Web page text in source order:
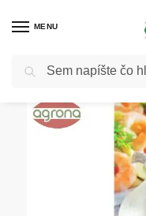
MENU
Domov Cibule / Cibule